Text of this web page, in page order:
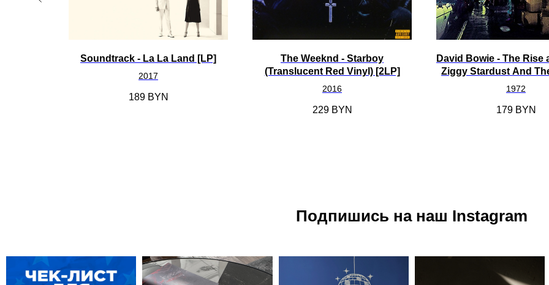
Soundtrack - La La Land [LP]
2017
189 BYN
The Weeknd - Starboy
(Translucent Red Vinyl) [2LP]
2016
229 BYN
David Bowie - The Rise
Ziggy Stardust And
From Mars
1972
179 BYN
Подпишись на наш Instagram